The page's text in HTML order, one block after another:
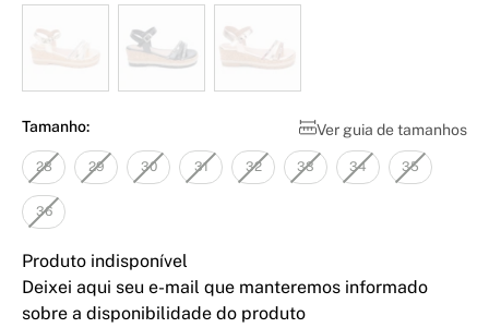
Ver guia de tamanhos
Tamanho:
28 29 30 31 32 33 34 35
36
Produto indisponível
Deixei aqui seu e-mail que manteremos informado
sobre a disponibilidade do produto